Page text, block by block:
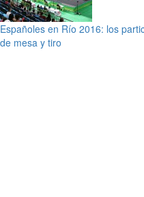
Españoles en Río 2016: los
de mesa y tiro